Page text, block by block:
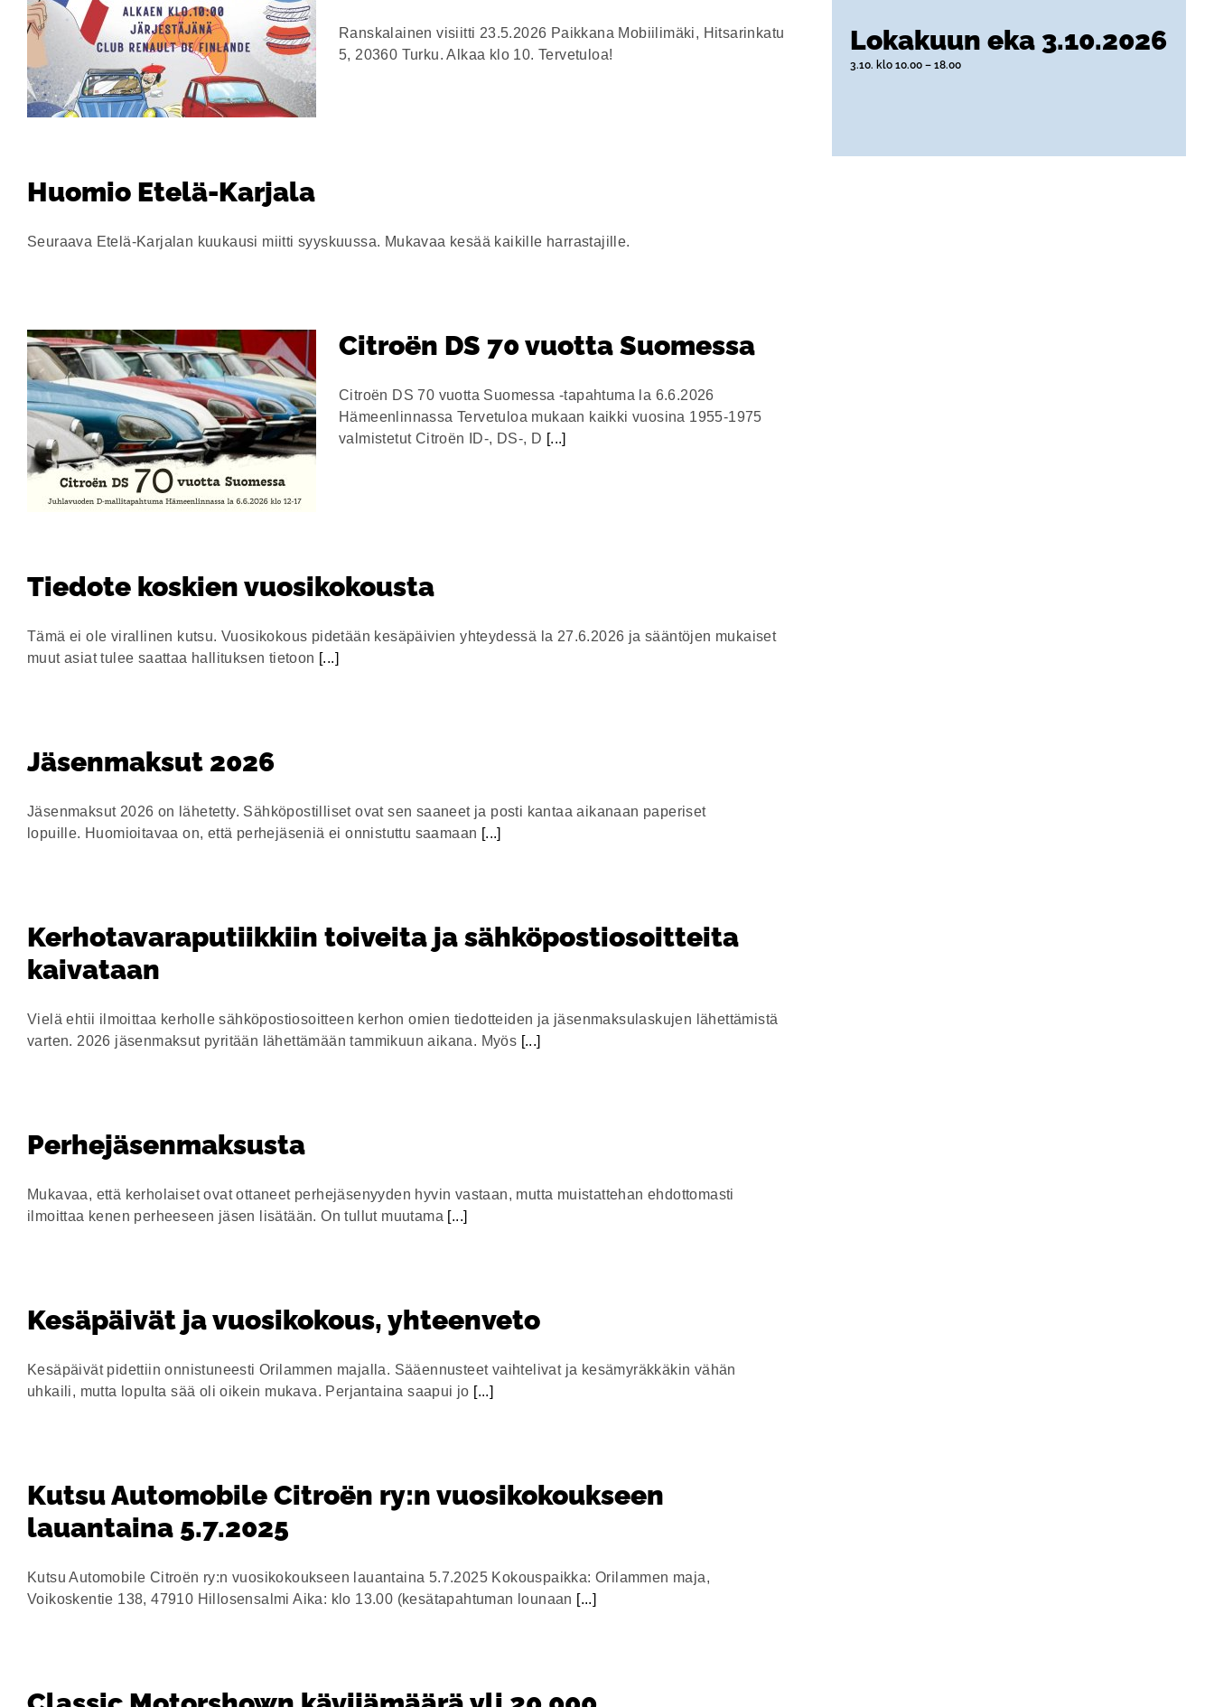
Ranskalainen visiitti 23.5.2026 Paikkana Mobiilimäki, Hitsarinkatu
5, 20360 Turku. Alkaa klo 10. Tervetuloa!
Huomio Etelä-Karjala
Seuraava Etelä-Karjalan kuukausi miitti syyskuussa. Mukavaa kesää kaikille harrastajille.
Citroën DS 70 vuotta Suomessa
Citroën DS 70 vuotta Suomessa -tapahtuma la 6.6.2026
Hämeenlinnassa Tervetuloa mukaan kaikki vuosina 1955-1975
valmistetut Citroën ID-, DS-, D [...]
Tiedote koskien vuosikokousta
Tämä ei ole virallinen kutsu. Vuosikokous pidetään kesäpäivien yhteydessä la 27.6.2026 ja sääntöjen mukaiset
muut asiat tulee saattaa hallituksen tietoon [...]
Jäsenmaksut 2026
Jäsenmaksut 2026 on lähetetty. Sähköpostilliset ovat sen saaneet ja posti kantaa aikanaan paperiset
lopuille. Huomioitavaa on, että perhejäseniä ei onnistuttu saamaan [...]
Kerhotavaraputiikkiin toiveita ja sähköpostiosoitteita
kaivataan
Vielä ehtii ilmoittaa kerholle sähköpostiosoitteen kerhon omien tiedotteiden ja jäsenmaksulaskujen lähettämistä
varten. 2026 jäsenmaksut pyritään lähettämään tammikuun aikana. Myös [...]
Perhejäsenmaksusta
Mukavaa, että kerholaiset ovat ottaneet perhejäsenyyden hyvin vastaan, mutta muistattehan ehdottomasti
ilmoittaa kenen perheeseen jäsen lisätään. On tullut muutama [...]
Kesäpäivät ja vuosikokous, yhteenveto
Kesäpäivät pidettiin onnistuneesti Orilammen majalla. Sääennusteet vaihtelivat ja kesämyräkkäkin vähän
uhkaili, mutta lopulta sää oli oikein mukava. Perjantaina saapui jo [...]
Kutsu Automobile Citroën ry:n vuosikokoukseen
lauantaina 5.7.2025
Kutsu Automobile Citroën ry:n vuosikokoukseen lauantaina 5.7.2025 Kokouspaikka: Orilammen maja,
Voikoskentie 138, 47910 Hillosensalmi Aika: klo 13.00 (kesätapahtuman lounaan [...]
Lokakuun eka 3.10.2026
3.10. klo 10.00 –18.00